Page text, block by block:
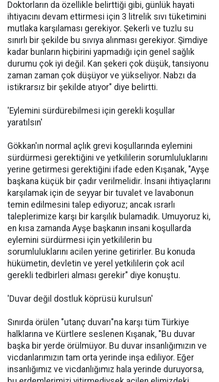
Doktorların da özellikle belirttiği gibi, günlük hayati
ihtiyacını devam ettirmesi için 3 litrelik sıvı tüketimini
mutlaka karşılaması gerekiyor. Şekerli ve tuzlu su
sınırlı bir şekilde bu sıvıya alınması gerekiyor. Şimdiye
kadar bunların hiçbirini yapmadığı için genel sağlık
durumu çok iyi değil. Kan şekeri çok düşük, tansiyonu
zaman zaman çok düşüyor ve yükseliyor. Nabzı da
istikrarsız bir şekilde atıyor" diye belirtti.
'Eylemini sürdürebilmesi için gerekli koşullar
yaratılsın'
Gökkan'ın normal açlık grevi koşullarında eylemini
sürdürmesi gerektiğini ve yetkililerin sorumluluklarını
yerine getirmesi gerektiğini ifade eden Kışanak, "Ayşe
başkana küçük bir çadır verilmelidir. İnsani ihtiyaçlarını
karşılamak için de seyyar bir tuvalet ve lavabonun
temin edilmesini talep ediyoruz; ancak ısrarlı
taleplerimize karşı bir karşılık bulamadık. Umuyoruz ki,
en kısa zamanda Ayşe başkanın insani koşullarda
eylemini sürdürmesi için yetkililerin bu
sorumluluklarını acilen yerine getirirler. Bu konuda
hükümetin, devletin ve yerel yetkililerin çok acil
gerekli tedbirleri alması gerekir" diye konuştu.
'Duvar değil dostluk köprüsü kurulsun'
Sınırda örülen "utanç duvarı"na karşı tüm Türkiye
halklarına ve Kürtlere seslenen Kışanak, "Bu duvar
başka bir yerde örülmüyor. Bu duvar insanlığımızın ve
vicdanlarımızın tam orta yerinde inşa ediliyor. Eğer
insanlığımız ve vicdanlığımız hala yerinde duruyorsa,